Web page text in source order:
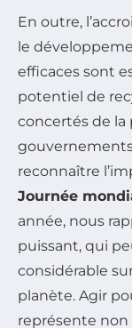
En outre,
le
efficaces sont
potentiel de
concertés de la
reconnaître
Journée
année, nous
puissant, qui
considérable
planète. Agir
représente